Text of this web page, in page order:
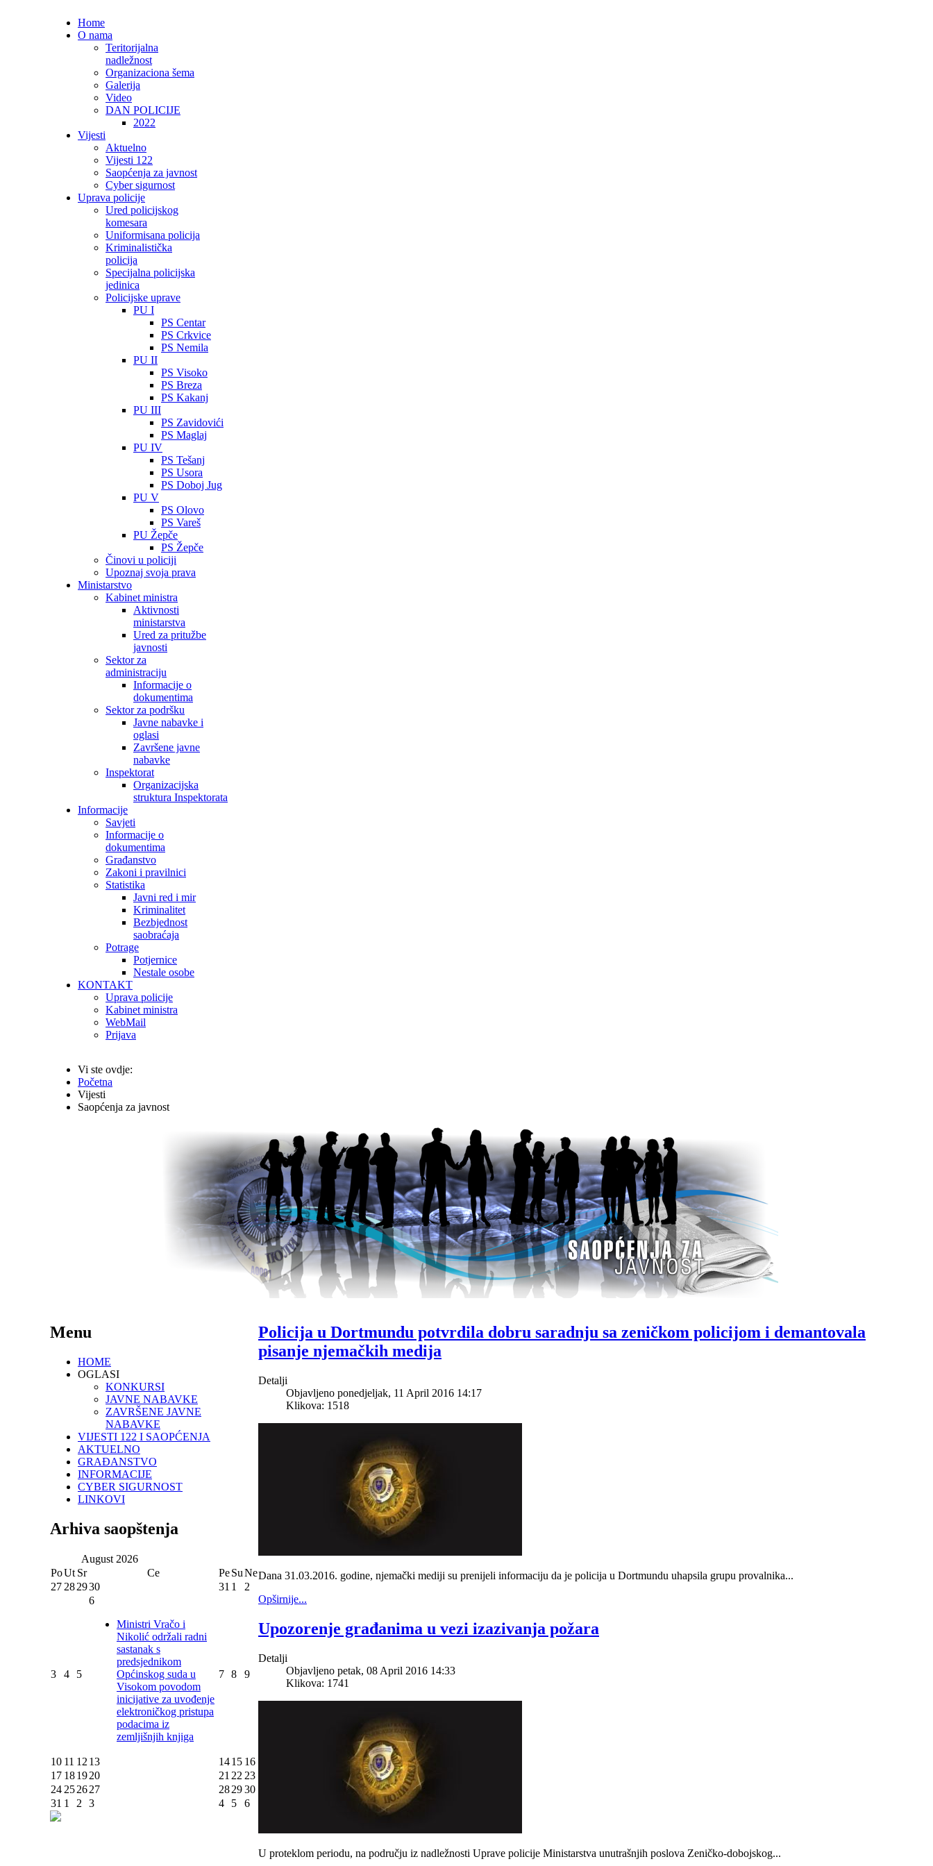
Home
O nama
Teritorijalna
nadležnost
Organizaciona šema
Galerija
Video
DAN POLICIJE
2022
Vijesti
Aktuelno
Vijesti 122
Saopćenja za javnost
Cyber sigurnost
Uprava policije
Ured policijskog
komesara
Uniformisana policija
Kriminalistička
policija
Specijalna policijska
jedinica
Policijske uprave
PU I
PS Centar
PS Crkvice
PS Nemila
PU II
PS Visoko
PS Breza
PS Kakanj
PU III
PS Zavidovići
PS Maglaj
PU IV
PS Tešanj
PS Usora
PS Doboj Jug
PU V
PS Olovo
PS Vareš
PU Žepče
PS Žepče
Činovi u policiji
Upoznaj svoja prava
Ministarstvo
Kabinet ministra
Aktivnosti
ministarstva
Ured za pritužbe
javnosti
Sektor za
administraciju
Informacije o
dokumentima
Sektor za podršku
Javne nabavke i
oglasi
Završene javne
nabavke
Inspektorat
Organizacijska
struktura Inspektorata
Informacije
Savjeti
Informacije o
dokumentima
Građanstvo
Zakoni i pravilnici
Statistika
Javni red i mir
Kriminalitet
Bezbjednost
saobraćaja
Potrage
Potjernice
Nestale osobe
KONTAKT
Uprava policije
Kabinet ministra
WebMail
Prijava
Vi ste ovdje:
Početna
Vijesti
Saopćenja za javnost
Policija u Dortmundu potvrdila dobru saradnju sa zeničkom policijom i demantovala
pisanje njemačkih medija
Detalji
Objavljeno ponedjeljak, 11 April 2016 14:17
Klikova: 1518
Dana 31.03.2016. godine, njemački mediji su prenijeli informaciju da je policija u Dortmundu uhapsila grupu provalnika...
Opširnije...
Upozorenje građanima u vezi izazivanja požara
Detalji
Objavljeno petak, 08 April 2016 14:33
Klikova: 1741
U proteklom periodu, na području iz nadležnosti Uprave policije Ministarstva unutrašnjih poslova Zeničko-dobojskog...
Menu
HOME
OGLASI
KONKURSI
JAVNE NABAVKE
ZAVRŠENE JAVNE
NABAVKE
VIJESTI 122 I SAOPĆENJA
AKTUELNO
GRAĐANSTVO
INFORMACIJE
CYBER SIGURNOST
LINKOVI
Arhiva saopštenja
August 2026
PoUt Sr Ce PeSuNe
27 282930 31 1 2
3 4 5
6
Ministri Vračo i
Nikolić održali radni
sastanak s
predsjednikom
Općinskog suda u
Visokom povodom
inicijative za uvođenje
elektroničkog pristupa
podacima iz
zemljišnjih knjiga
7 8 9
10 11 12 13 1415 16
17 181920 21 22 23
24 252627 282930
31 1 2 3 4 5 6